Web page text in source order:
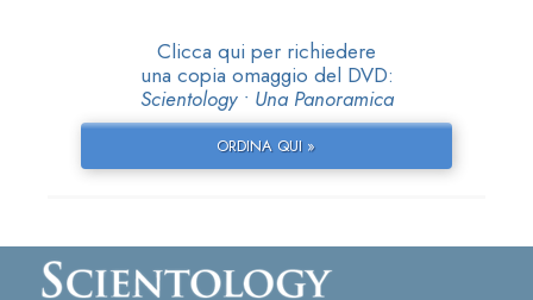
Clicca qui per richiedere
una copia omaggio del DVD:
Scientology • Una Panoramica
ORDINA QUI »